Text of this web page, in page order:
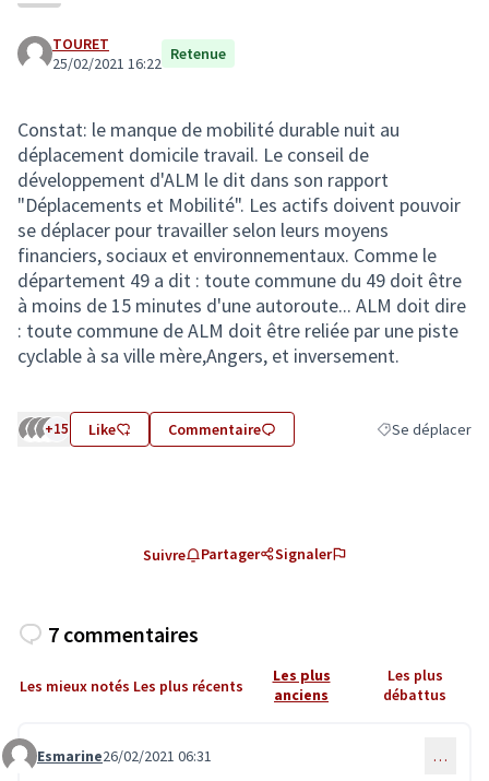
TOURET
25/02/2021 16:22 Retenue
Constat: le manque de mobilité durable nuit au
déplacement domicile travail. Le conseil de
développement d'ALM le dit dans son rapport
"Déplacements et Mobilité". Les actifs doivent pouvoir
se déplacer pour travailler selon leurs moyens
financiers, sociaux et environnementaux. Comme le
département 49 a dit : toute commune du 49 doit être
à moins de 15 minutes d'une autoroute... ALM doit dire
: toute commune de ALM doit être reliée par une piste
cyclable à sa ville mère,Angers, et inversement.
+15 Like Commentaire Filtrer les
Se déplacer
Suivre Partager Signaler
7 commentaires
Les mieux notés Les plus récents
Les plus
anciens
Les plus
débattus
Commentaire 2720
Esmarine26/02/2021 06:31 …